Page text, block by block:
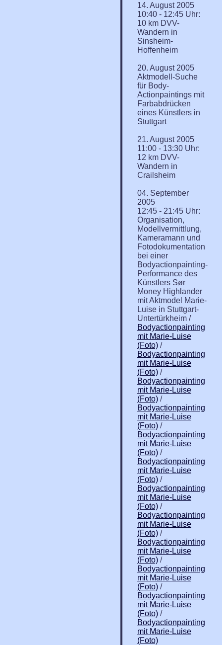
14. August 2005
10:40 - 12:45 Uhr:
10 km DVV-
Wandern in
Sinsheim-
Hoffenheim
20. August 2005
Aktmodell-Suche
für Body-
Actionpaintings mit
Farbabdrücken
eines Künstlers in
Stuttgart
21. August 2005
11:00 - 13:30 Uhr:
12 km DVV-
Wandern in
Crailsheim
04. September
2005
12:45 - 21:45 Uhr:
Organisation,
Modellvermittlung,
Kameramann und
Fotodokumentation
bei einer
Bodyactionpainting-
Performance des
Künstlers Sør
Money Highlander
mit Aktmodel Marie-
Luise in Stuttgart-
Untertürkheim /
Bodyactionpainting
mit Marie-Luise
(Foto) /
Bodyactionpainting
mit Marie-Luise
(Foto) /
Bodyactionpainting
mit Marie-Luise
(Foto) /
Bodyactionpainting
mit Marie-Luise
(Foto) /
Bodyactionpainting
mit Marie-Luise
(Foto) /
Bodyactionpainting
mit Marie-Luise
(Foto) /
Bodyactionpainting
mit Marie-Luise
(Foto) /
Bodyactionpainting
mit Marie-Luise
(Foto) /
Bodyactionpainting
mit Marie-Luise
(Foto) /
Bodyactionpainting
mit Marie-Luise
(Foto) /
Bodyactionpainting
mit Marie-Luise
(Foto) /
Bodyactionpainting
mit Marie-Luise
(Foto)